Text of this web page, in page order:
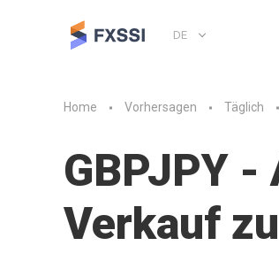
DE
Home Vorhersagen Täglich
GBPJPY
Verkauf